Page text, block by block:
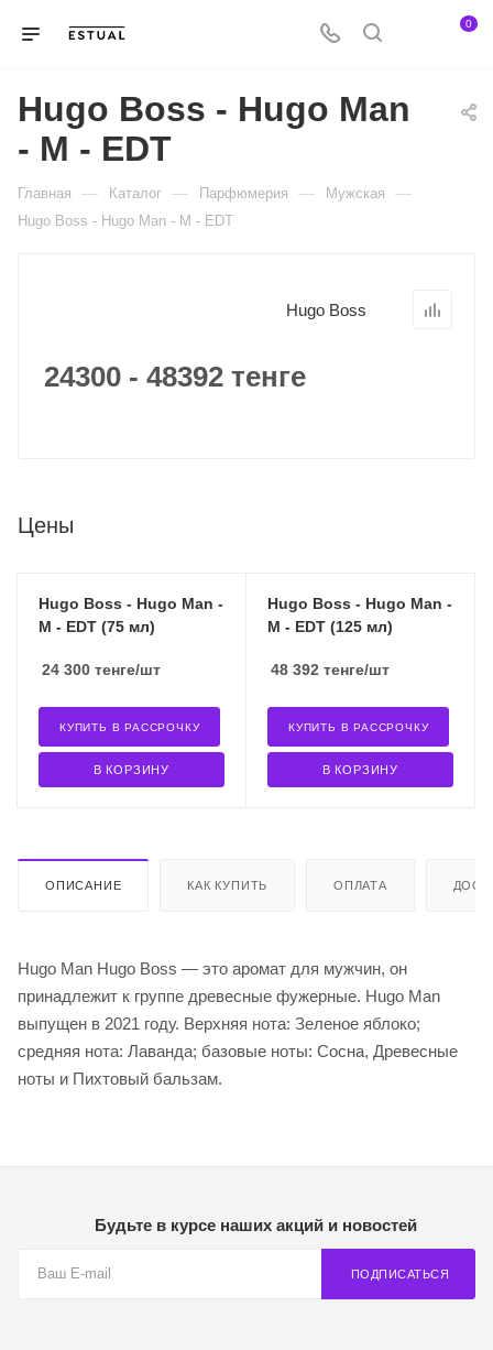
0
Hugo Boss - Hugo Man
- M - EDT
Главная — Каталог — Парфюмерия — Мужская —
Hugo Boss - Hugo Man - M - EDT
Hugo Boss
24300 - 48392 тенге
Цены
Hugo Boss - Hugo Man -
M - EDT (75 мл)
24 300 тенге/шт
В КОРЗИНУ
КУПИТЬ В РАССРОЧКУ
Hugo Boss - Hugo Man -
M - EDT (125 мл)
48 392 тенге/шт
В КОРЗИНУ
КУПИТЬ В РАССРОЧКУ
ОПИСАНИЕ КАК КУПИТЬ ОПЛАТА
Hugo Man Hugo Boss — это аромат для мужчин, он
принадлежит к группе древесные фужерные. Hugo Man
выпущен в 2021 году. Верхняя нота: Зеленое яблоко;
средняя нота: Лаванда; базовые ноты: Сосна, Древесные
ноты и Пихтовый бальзам.
Будьте в курсе наших акций и новостей
ПОДПИСАТЬСЯ